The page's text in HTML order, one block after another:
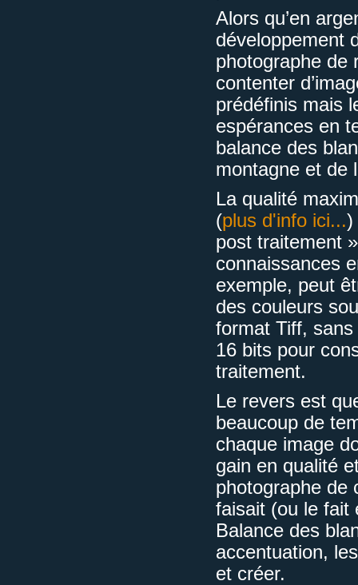
Alors qu’en
développement
photographe de
contenter
prédéfinis mais
espérances en
balance des
montagne et de
La qualité
(plus d'info ici...)
post traitement
connaissances
exemple, peut
des couleurs
format Tiff,
16 bits pour
traitement.
Le revers est
beaucoup de
chaque image
gain en qualité
photographe de
faisait (ou le fait
Balance des
accentuation,
et créer.